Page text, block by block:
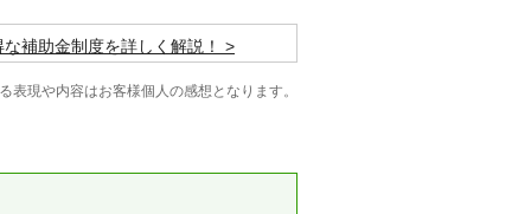
補助金制度を詳しく解説！
表現や内容はお客様個人の感想となります。